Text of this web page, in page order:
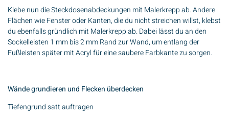
Klebe nun die Steckdosenabdeckungen mit Malerkrepp ab. Andere
Flächen wie Fenster oder Kanten, die du nicht streichen willst, klebst
du ebenfalls gründlich mit Malerkrepp ab. Dabei lässt du an den
Sockelleisten 1 mm bis 2 mm Rand zur Wand, um entlang der
Fußleisten später mit Acryl für eine saubere Farbkante zu sorgen.
Wände grundieren und Flecken überdecken
Tiefengrund satt auftragen